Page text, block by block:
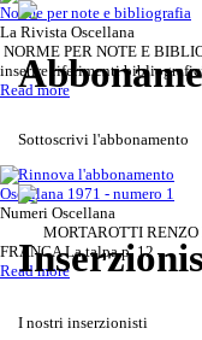
Sottoscrivi l'abbonamento
Rinnova l'abbonamento
I nostri inserzionisti
Norme per note e bibliografia
La Rivista Oscellana
NORME PER NOTE E
inserire riferimenti bibliografici
Read more
Oscellana 1971 - numero 1
Numeri Oscellana
MORTAROTTI RENZO
FRANCA La talpa p. 12 ...
Read more